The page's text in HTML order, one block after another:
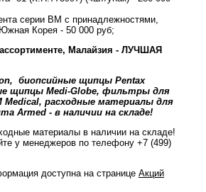
серии BM с принадлежностями,
Корея - 50 000 руб;
Малайзия - ЛУЧШАЯ
биопсийные щипцы Pentax
щипцы Medi-Globe, фильтры для
Medical, расходные материалы для
Armed - в наличии на складе!
материалы в наличии на складе!
у менеджеров по телефону +7 (499)
доступна на странице Акций